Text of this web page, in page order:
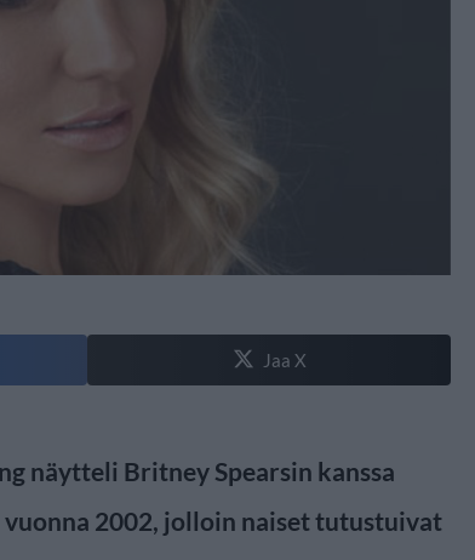
Jaa X
näytteli Britney Spearsin kanssa
vuonna 2002, jolloin naiset tutustuivat